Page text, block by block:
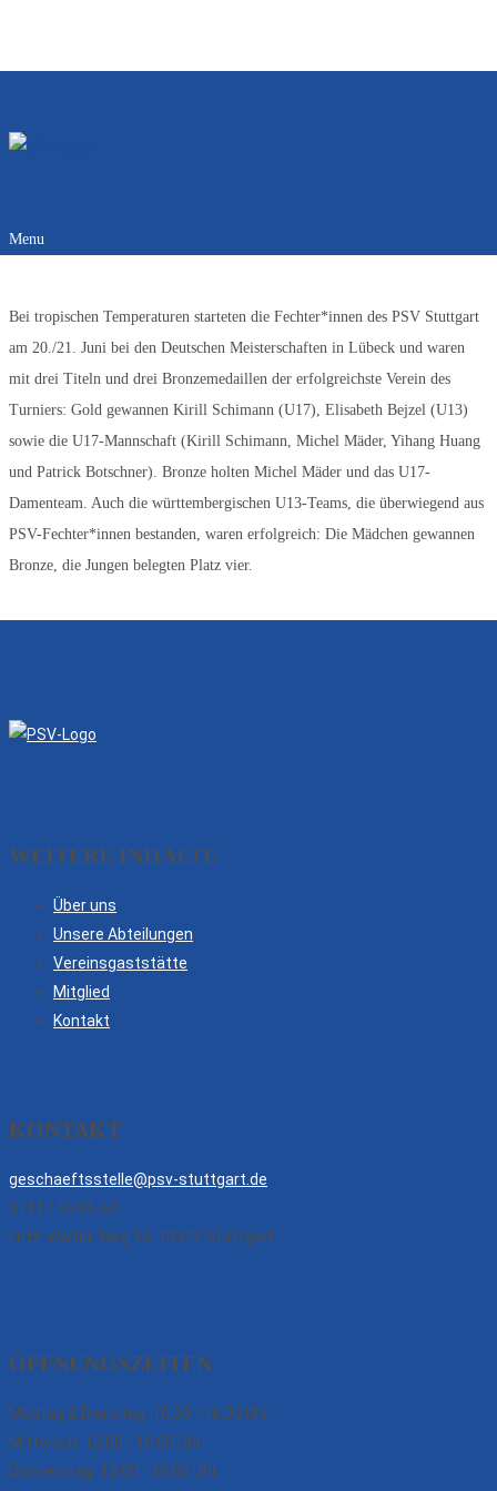
Menu
Bei tropischen Temperaturen starteten die Fechter*innen des PSV Stuttgart
am 20./21. Juni bei den Deutschen Meisterschaften in Lübeck und waren
mit drei Titeln und drei Bronzemedaillen der erfolgreichste Verein des
Turniers: Gold gewannen Kirill Schimann (U17), Elisabeth Bejzel (U13)
sowie die U17-Mannschaft (Kirill Schimann, Michel Mäder, Yihang Huang
und Patrick Botschner). Bronze holten Michel Mäder und das U17-
Damenteam. Auch die württembergischen U13-Teams, die überwiegend aus
PSV-Fechter*innen bestanden, waren erfolgreich: Die Mädchen gewannen
Bronze, die Jungen belegten Platz vier.
WEITERE INHALTE
Über uns
Unsere Abteilungen
Vereinsgaststätte
Mitglied
Kontakt
KONTAKT
geschaeftsstelle@psv-stuttgart.de
0711 / 55 85 63
Fritz-Walter-Weg 10, 70372 Stuttgart
ÖFFNUNGSZEITEN
Montag & Dienstag: 10.00 - 16.00 Uhr
Mittwoch: 12.00 - 16.00 Uhr
Donnerstag: 12.00 - 16.00 Uhr